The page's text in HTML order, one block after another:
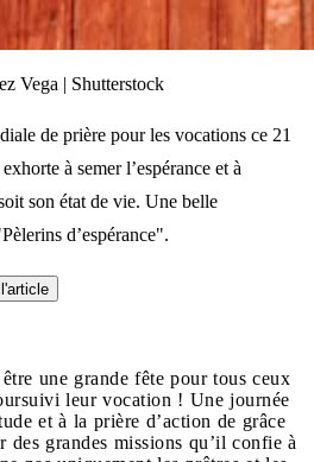
Vega | Shutterstock
de prière pour les vocations ce 21
à semer l’espérance et à
son état de vie. Une belle
d’espérance".
une grande fête pour tous ceux
leur vocation ! Une journée
et à la prière d’action de grâce
des grandes missions qu’il confie à